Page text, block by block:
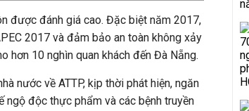
được đánh giá cao. Đặc biệt năm 2017,
2017 và đảm bảo an toàn không xảy
hơn 10 nghìn quan khách đến Đà Nẵng.
nước về ATTP, kịp thời phát hiện, ngăn
ngộ độc thực phẩm và các bệnh truyền